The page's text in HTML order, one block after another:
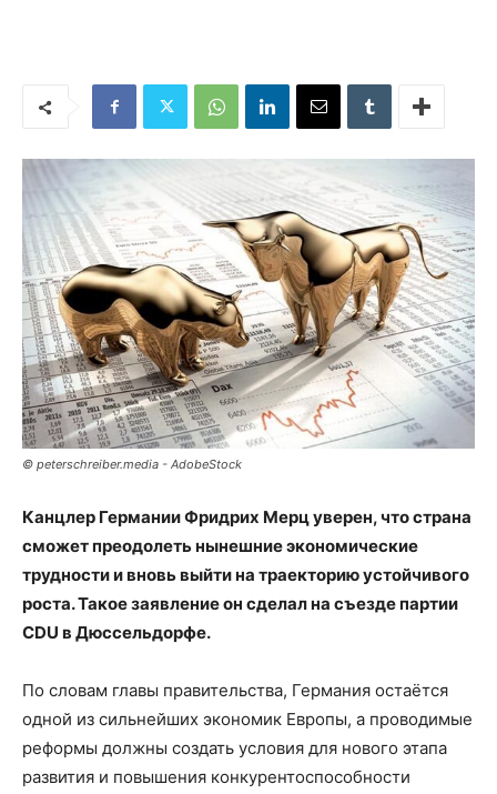
© peterschreiber.media - AdobeStock
Канцлер Германии Фридрих Мерц уверен, что страна
сможет преодолеть нынешние экономические
трудности и вновь выйти на траекторию устойчивого
роста. Такое заявление он сделал на съезде партии
CDU в Дюссельдорфе.
По словам главы правительства, Германия остаётся
одной из сильнейших экономик Европы, а проводимые
реформы должны создать условия для нового этапа
развития и повышения конкурентоспособности